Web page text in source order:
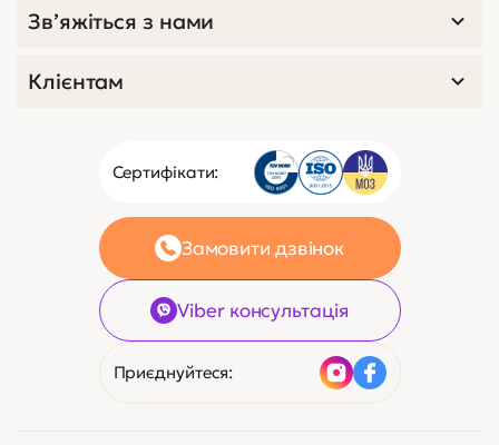
Сертифікати:
Замовити дзвінок
Viber консультація
Приєднуйтеся:
Зв’яжіться з нами
Клієнтам